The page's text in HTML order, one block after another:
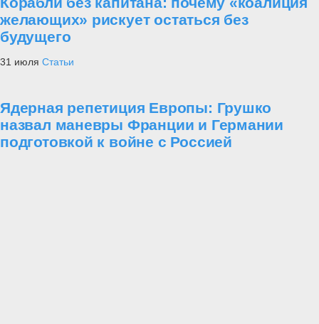
желающих» рискует остаться без
будущего
31 июля Статьи
Ядерная репетиция Европы: Грушко
назвал маневры Франции и Германии
подготовкой к войне с Россией